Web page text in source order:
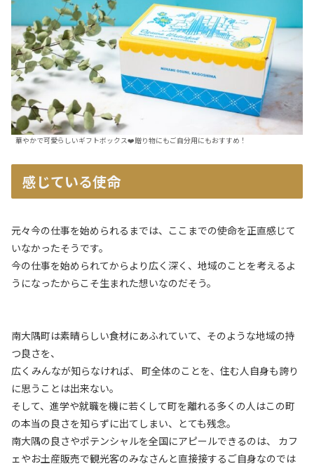
華やかで可愛らしいギフトボックス❤️贈り物にもご自分用にもおすすめ！
感じている使命
元々今の仕事を始められるまでは、ここまでの使命を正直感じて
いなかったそうです。
今の仕事を始められてからより広く深く、地域のことを考えるよ
うになったからこそ生まれた想いなのだそう。
南大隅町は素晴らしい食材にあふれていて、そのような地域の持
つ良さを、
広くみんなが知らなければ、 町全体のことを、住む人自身も誇り
に思うことは出来ない。
そして、進学や就職を機に若くして町を離れる多くの人はこの町
の本当の良さを知らずに出てしまい、とても残念。
南大隅の良さやポテンシャルを全国にアピールできるのは、 カフ
ェやお土産販売で観光客のみなさんと直接接するご自身なのでは